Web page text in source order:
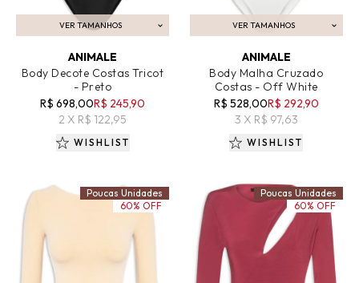
VER TAMANHOS
ADICIONAR AO CARRINHO
ANIMALE
Body Decote Costas Tricot
- Preto
R$ 698,00R$ 245,90
2 X R$ 122,95
WISHLIST
VER TAMANHOS
ADICIONAR AO CARRINHO
ANIMALE
Body Malha Cruzado
Costas - Off White
R$ 528,00R$ 292,90
3 X R$ 97,63
WISHLIST
Poucas Unidades
60% OFF
Poucas Unidades
60% OFF